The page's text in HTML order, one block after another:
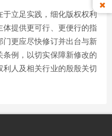
于立足实践，细化版权权利
提供更可行、更便行的指
门更应尽快修订并出台与新
例，以切实保障新修改的
人及相关行业的殷殷关切